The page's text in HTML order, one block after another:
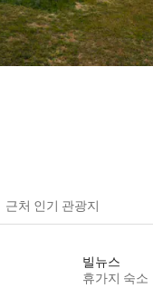
근처 인기 관광지
빌뉴스
휴가지 숙소